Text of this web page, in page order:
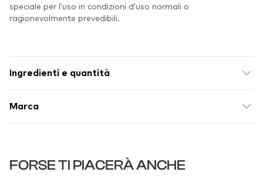
speciale per l'uso in condizioni d'uso normali o
ragionevolmente prevedibili.
Ingredienti e quantità
Marca
FORSE TI PIACERÀ ANCHE